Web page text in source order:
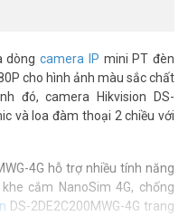
dòng camera IP mini PT đèn
cho hình ảnh màu sắc chất
đó, camera Hikvision DS-
và loa đàm thoại 2 chiều với
4G hỗ trợ nhiều tính năng
cắm NanoSim 4G, chống
DS-2DE2C200MWG-4G trang